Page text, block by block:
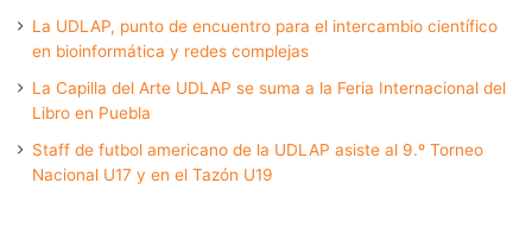
La UDLAP, punto de encuentro para el intercambio científico
en bioinformática y redes complejas
La Capilla del Arte UDLAP se suma a la Feria Internacional del
Libro en Puebla
Staff de futbol americano de la UDLAP asiste al 9.º Torneo
Nacional U17 y en el Tazón U19